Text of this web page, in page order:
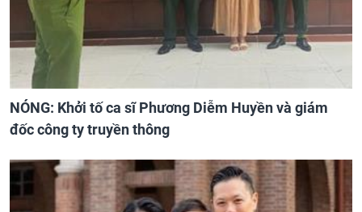
NÓNG: Khởi tố ca sĩ Phương Diễm Huyền và giám
đốc công ty truyền thông